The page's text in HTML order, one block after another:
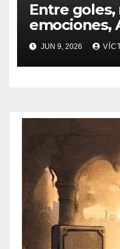
Entre
emociones,
PJEdomex
exposición
JUN 9, 2026